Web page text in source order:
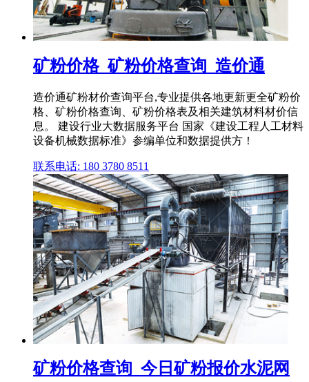
矿粉价格_矿粉价格查询_造价通
造价通矿粉材价查询平台,专业提供各地更新更全矿粉价
格、矿粉价格查询、矿粉价格表及相关建筑材料材价信
息。 建设行业大数据服务平台 国家《建设工程人工材料
设备机械数据标准》参编单位和数据提供方！
联系电话: 180 3780 8511
矿粉价格查询_今日矿粉报价水泥网